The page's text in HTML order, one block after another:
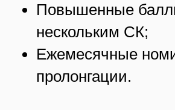
Повышенные
нескольким СК;
Ежемесячные
пролонгации.